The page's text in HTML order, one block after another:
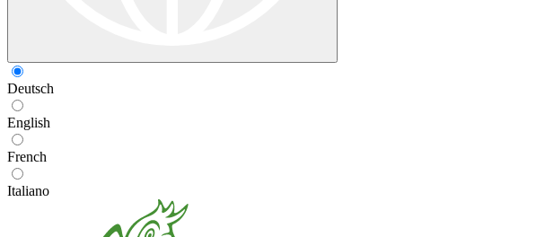
Deutsch
English
French
Italiano